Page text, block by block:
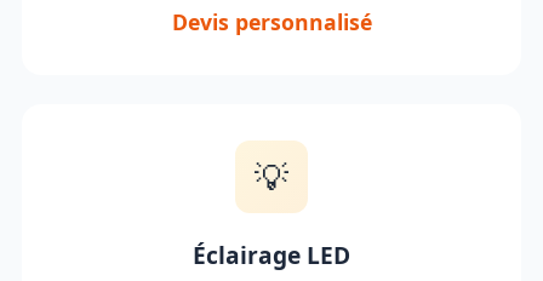
Devis personnalisé
💡
Éclairage LED